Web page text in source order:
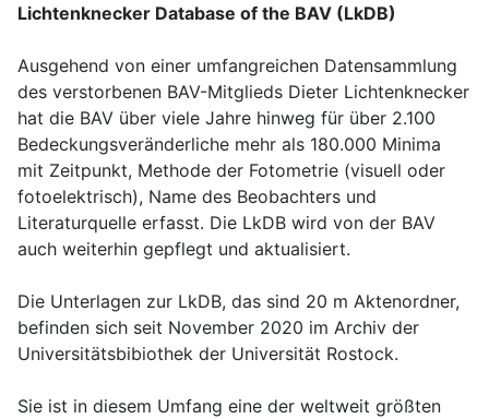
Lichtenknecker Database of the BAV (LkDB)
Ausgehend von einer umfangreichen Datensammlung
des verstorbenen BAV-Mitglieds Dieter Lichtenknecker
hat die BAV über viele Jahre hinweg für über 2.100
Bedeckungsveränderliche mehr als 180.000 Minima
mit Zeitpunkt, Methode der Fotometrie (visuell oder
fotoelektrisch), Name des Beobachters und
Literaturquelle erfasst. Die LkDB wird von der BAV
auch weiterhin gepflegt und aktualisiert.
Die Unterlagen zur LkDB, das sind 20 m Aktenordner,
befinden sich seit November 2020 im Archiv der
Universitätsbibiothek der Universität Rostock.
Sie ist in diesem Umfang eine der weltweit größten